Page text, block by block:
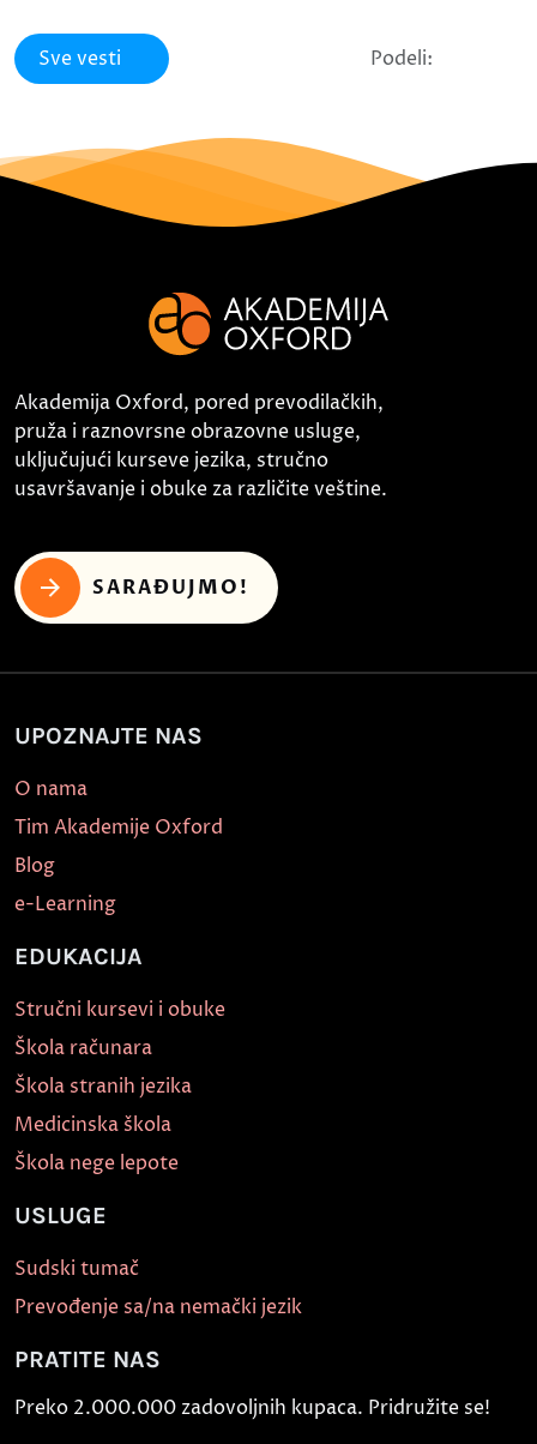
Sve vesti Podeli:
Akademija Oxford, pored prevodilačkih,
pruža i raznovrsne obrazovne usluge,
uključujući kurseve jezika, stručno
usavršavanje i obuke za različite veštine.
SARAĐUJMO!
UPOZNAJTE NAS
O nama
Tim Akademije Oxford
Blog
e-Learning
EDUKACIJA
Stručni kursevi i obuke
Škola računara
Škola stranih jezika
Medicinska škola
Škola nege lepote
USLUGE
Sudski tumač
Prevođenje sa/na nemački jezik
PRATITE NAS
Preko 2.000.000 zadovoljnih kupaca. Pridružite se!